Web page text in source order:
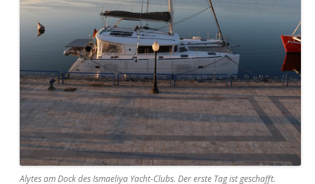
Alytes am Dock des Ismaeliya Yacht-Clubs. Der erste Tag ist geschafft.